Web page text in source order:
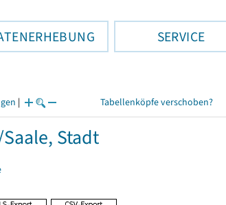
SERVICE
| Tabellenköpfe verschoben?
Stadt